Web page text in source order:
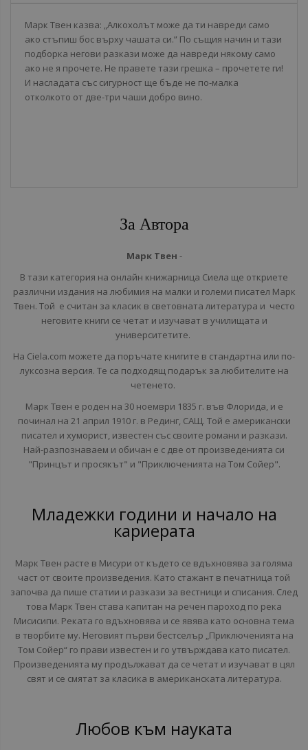
Марк Твен казва: „Алкохолът може да ти навреди само
ако стъпиш бос върху чашата си.” По същия начин и тази
подборка негови разкази може да навреди някому само
ако не я прочете. Не правете тази грешка – прочетете ги!
И насладата със сигурност ще бъде не по-малка
отколкото от две-три чаши добро вино.
За Автора
Марк Твен -
В тази категория на онлайн книжарница Сиела ще откриете
различни издания на любимия на малки и големи писател Марк
Твен. Той е считан за класик в световната литература и често
неговите книги се четат и изучават в училищата и
университетите.
На Ciela.com можете да поръчате книгите в стандартна или по-
луксозна версия. Те са подходящ подарък за любителите на
четенето.
Марк Твен е роден на 30 ноември 1835 г. във Флоридa, и е
починал на 21 април 1910 г. в Рединг, САЩ. Той е американски
писател и хуморист, известен със своите романи и разкази.
Най-разпознаваем и обичан е с две от произведенията си
"Принцът и просякът" и "Приключенията на Том Сойер".
Младежки години и начало на
кариерата
Марк Твен расте в Мисури от където се вдъхновява за голяма
част от своите произведения. Като стажант в печатница той
започва да пише статии и разкази за вестници и списания. След
това Марк Твен става капитан на речен пароход по река
Мисисипи. Реката го вдъхновява и се явява като основна тема
в творбите му. Неговият първи бестселър „Приключенията на
Том Сойер“ го прави известен и го утвърждава като писател.
Произведенията му продължават да се четат и изучават в цял
свят и се смятат за класика в американската литература.
Любов към науката